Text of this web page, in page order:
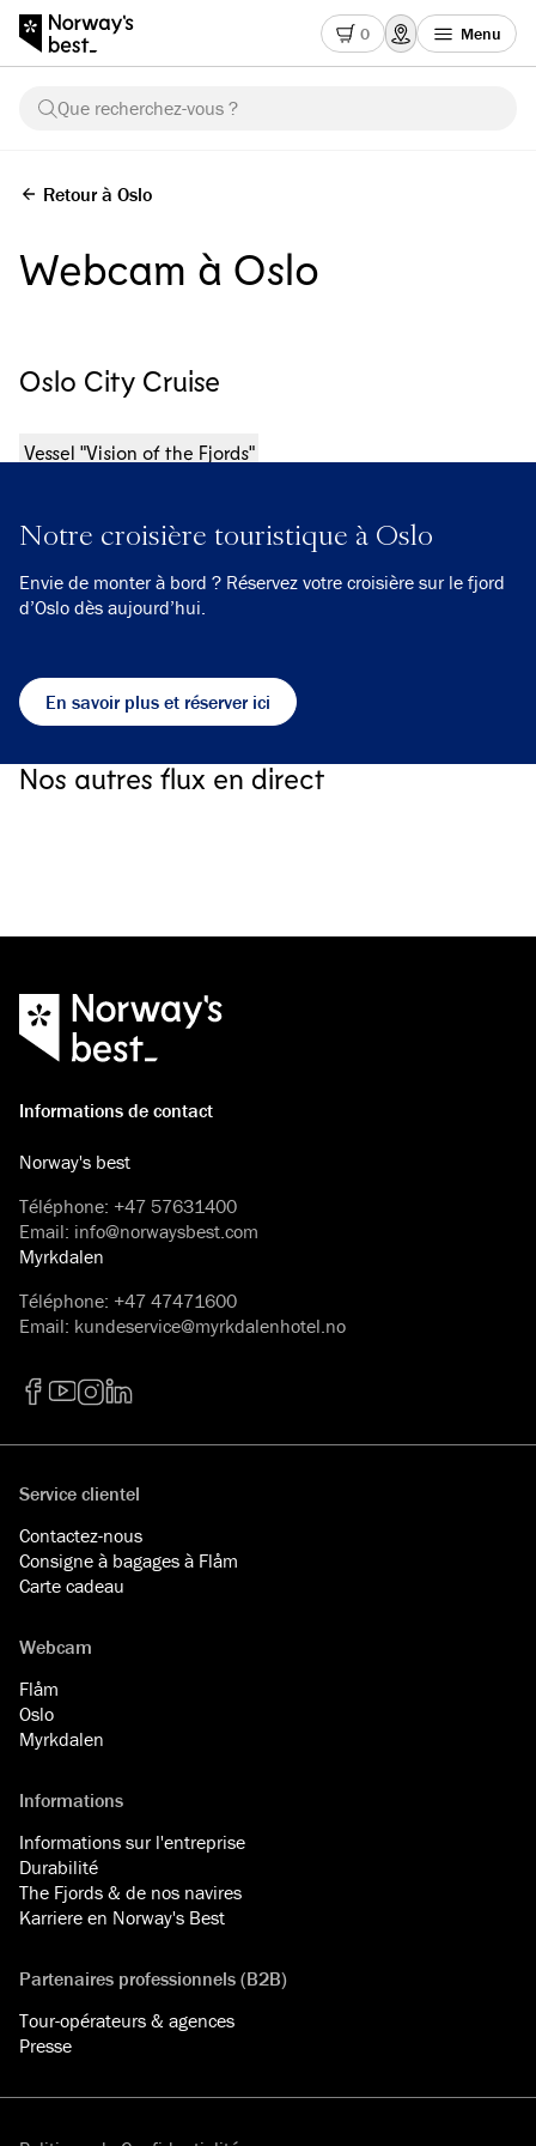
0 Menu
Que recherchez-vous ?
Retour à Oslo
Webcam à Oslo
Oslo City Cruise
Vessel "Vision of the Fjords"
Notre croisière touristique à Oslo
Envie de monter à bord ? Réservez votre croisière sur le fjord
d’Oslo dès aujourd’hui.
En savoir plus et réserver ici
Nos autres flux en direct
Myrkdalen
Informations de contact
Norway's best
Téléphone: +47 57631400
Email: info@norwaysbest.com
Myrkdalen
Téléphone: +47 47471600
Email: kundeservice@myrkdalenhotel.no
Service clientel
Contactez-nous
Consigne à bagages à Flåm
Carte cadeau
Webcam
Flåm
Oslo
Myrkdalen
Informations
Informations sur l'entreprise
Durabilité
The Fjords & de nos navires
Karriere en Norway's Best
Partenaires professionnels (B2B)
Tour-opérateurs & agences
Presse